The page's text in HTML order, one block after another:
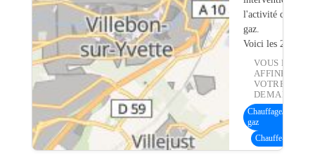
l'activité chauffe-
gaz.
Voici les 20
VOUS
AFFINER
VOTRE
DEMANDE :
Chauffage/
gaz
Chauffe-eau gaz